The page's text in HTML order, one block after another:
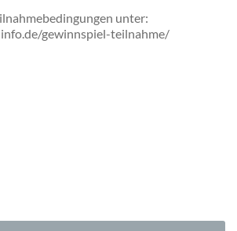
unter:
gewinnspiel-teilnahme/